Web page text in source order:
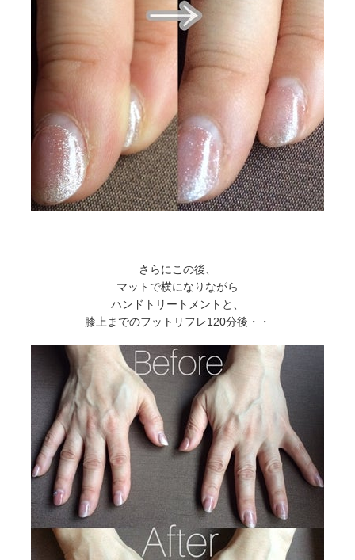
さらにこの後、
マットで横になりながら
ハンドトリートメントと、
膝上までのフットリフレ120分後・・